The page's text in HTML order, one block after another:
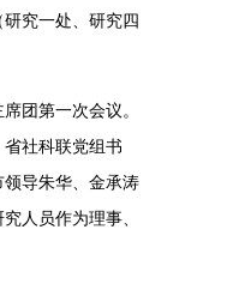
究一处、研究四
团第一次会议。
社科联党组书
导朱华、金承涛
人员作为理事、